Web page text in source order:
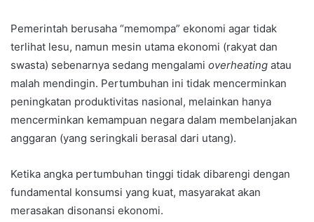
Pemerintah berusaha “memompa” ekonomi agar tidak
terlihat lesu, namun mesin utama ekonomi (rakyat dan
swasta) sebenarnya sedang mengalami overheating atau
malah mendingin. Pertumbuhan ini tidak mencerminkan
peningkatan produktivitas nasional, melainkan hanya
mencerminkan kemampuan negara dalam membelanjakan
anggaran (yang seringkali berasal dari utang).
Ketika angka pertumbuhan tinggi tidak dibarengi dengan
fundamental konsumsi yang kuat, masyarakat akan
merasakan disonansi ekonomi.